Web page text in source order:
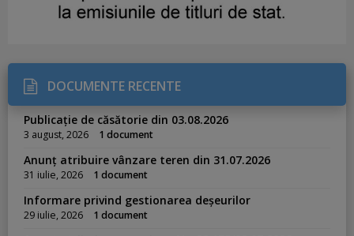
DOCUMENTE RECENTE
Publicație de căsătorie din 03.08.2026
3 august, 2026 1 document
Anunț atribuire vânzare teren din 31.07.2026
31 iulie, 2026 1 document
Informare privind gestionarea deșeurilor
29 iulie, 2026 1 document